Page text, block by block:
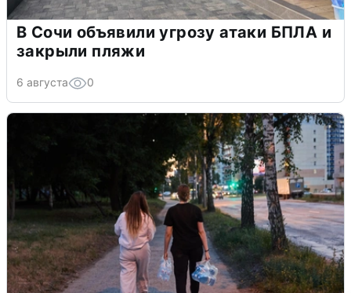
В Сочи объявили угрозу атаки БПЛА и
закрыли пляжи
6 августа 0